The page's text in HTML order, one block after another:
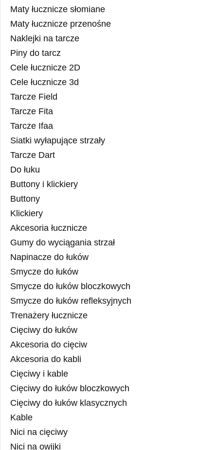
Maty łucznicze słomiane
Maty łucznicze przenośne
Naklejki na tarcze
Piny do tarcz
Cele łucznicze 2D
Cele łucznicze 3d
Tarcze Field
Tarcze Fita
Tarcze Ifaa
Siatki wyłapujące strzały
Tarcze Dart
Do łuku
Buttony i klickiery
Buttony
Klickiery
Akcesoria łucznicze
Gumy do wyciągania strzał
Napinacze do łuków
Smycze do łuków
Smycze do łuków bloczkowych
Smycze do łuków refleksyjnych
Trenażery łucznicze
Cięciwy do łuków
Akcesoria do cięciw
Akcesoria do kabli
Cięciwy i kable
Cięciwy do łuków bloczkowych
Cięciwy do łuków klasycznych
Kable
Nici na cięciwy
Nici na owijki